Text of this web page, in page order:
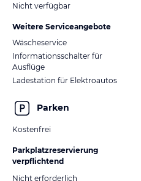
Nicht verfügbar
Weitere Serviceangebote
Wäscheservice
Informationsschalter für
Ausflüge
Ladestation für Elektroautos
Parken
Kostenfrei
Parkplatzreservierung
verpflichtend
Nicht erforderlich